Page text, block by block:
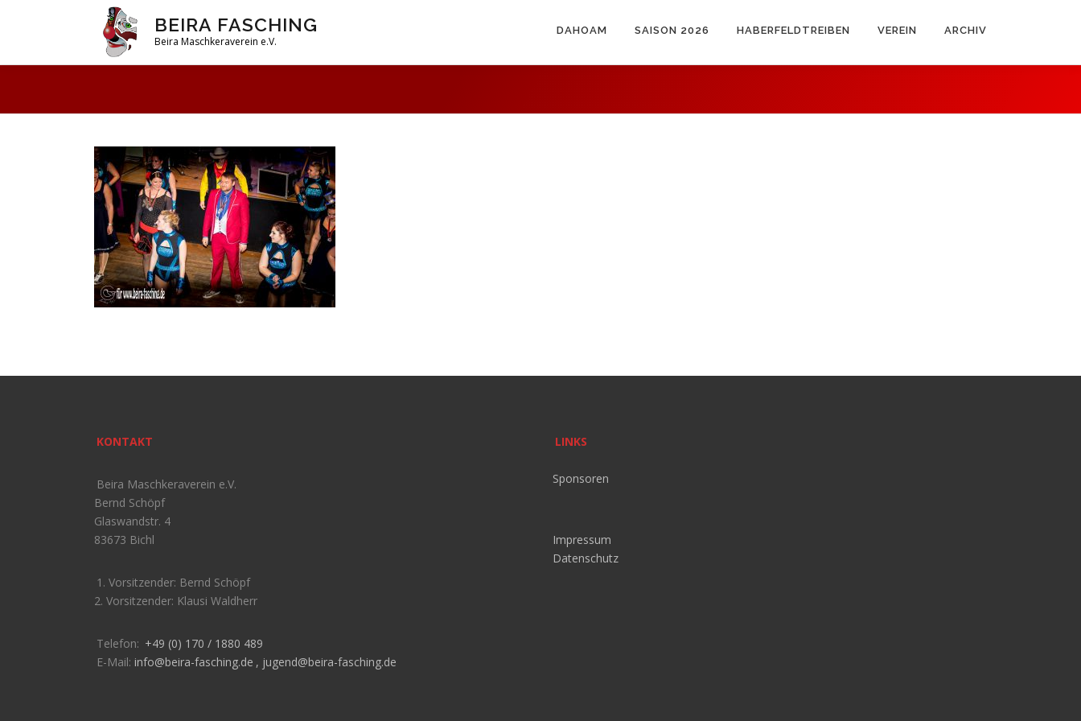
BEIRA FASCHING
Beira Maschkeraverein e.V.
DAHOAM SAISON 2026 HABERFELDTREIBEN VEREIN ARCHIV
KONTAKT
Beira Maschkeraverein e.V.
Bernd Schöpf
Glaswandstr. 4
83673 Bichl
1. Vorsitzender: Bernd Schöpf
2. Vorsitzender: Klausi Waldherr
Telefon: +49 (0) 170 / 1880 489
E-Mail: info@beira-fasching.de , jugend@beira-fasching.de
LINKS
Sponsoren
Impressum
Datenschutz